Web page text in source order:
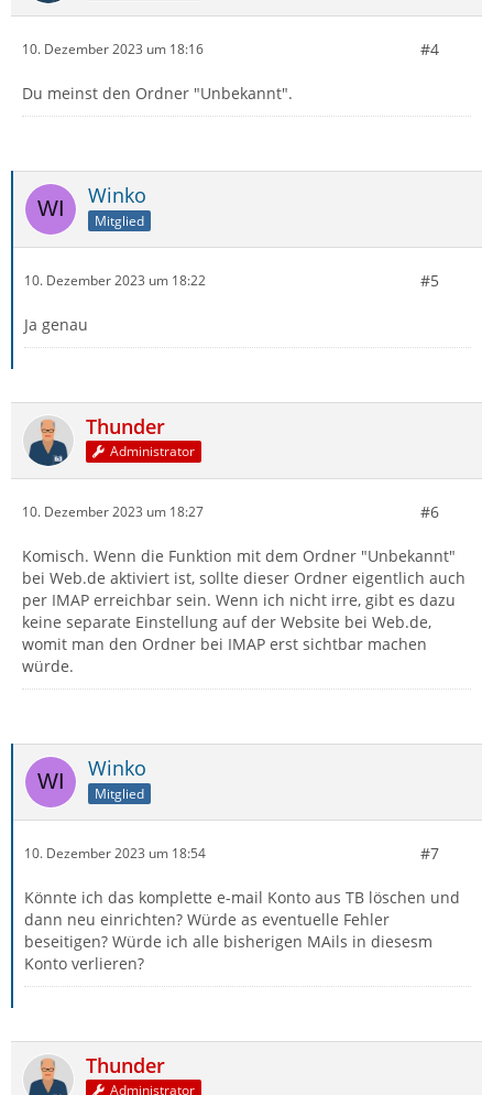
10. Dezember 2023 um 18:16 #4
Du meinst den Ordner "Unbekannt".
Winko
Mitglied
10. Dezember 2023 um 18:22 #5
Ja genau
Thunder
Administrator
10. Dezember 2023 um 18:27 #6
Komisch. Wenn die Funktion mit dem Ordner "Unbekannt"
bei Web.de aktiviert ist, sollte dieser Ordner eigentlich auch
per IMAP erreichbar sein. Wenn ich nicht irre, gibt es dazu
keine separate Einstellung auf der Website bei Web.de,
womit man den Ordner bei IMAP erst sichtbar machen
würde.
Winko
Mitglied
10. Dezember 2023 um 18:54 #7
Könnte ich das komplette e-mail Konto aus TB löschen und
dann neu einrichten? Würde as eventuelle Fehler
beseitigen? Würde ich alle bisherigen MAils in diesesm
Konto verlieren?
Thunder
Administrator